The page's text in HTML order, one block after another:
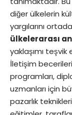
diğer ülkelerin
yargılarını
ülkelerarası
yaklaşımı
İletişim
programları,
uzmanları için
pazarlık